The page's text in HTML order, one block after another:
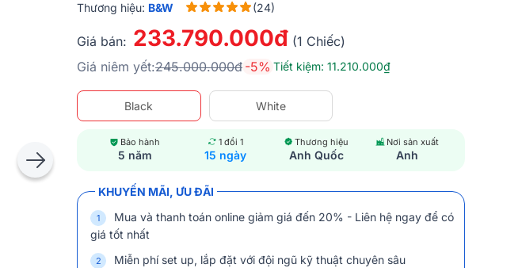
Thương hiệu: B&W (24)
Giá bán: 233.790.000đ (1 Chiếc)
Giá niêm yết:245.000.000đ -5% Tiết kiệm: 11.210.000₫
Black White
Bảo hành
5 năm
1 đổi 1
15 ngày
Thương hiệu
Anh Quốc
Nơi sản xuất
Anh
KHUYẾN MÃI, ƯU ĐÃI
Mua và thanh toán online giảm giá đến 20% - Liên hệ ngay để có
giá tốt nhất
Miễn phí set up, lắp đặt với đội ngũ kỹ thuật chuyên sâu